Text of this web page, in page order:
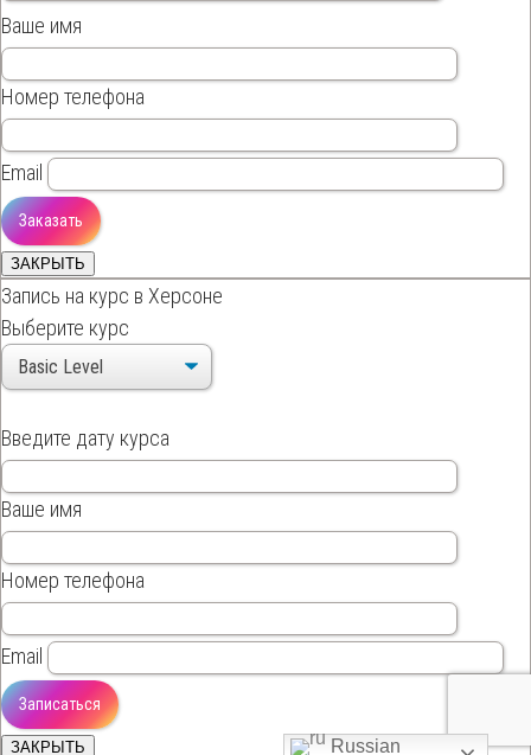
Russian
Ваше имя
Номер телефона
Email
ЗАКРЫТЬ
Запись на курс в Херсоне
Выберите курс
Введите дату курса
Ваше имя
Номер телефона
Email
ЗАКРЫТЬ